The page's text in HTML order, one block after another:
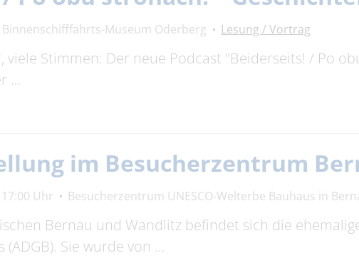
Binnenschifffahrts-Museum Oderberg Lesung / Vortrag
viele Stimmen: Der neue Podcast "Beiderseits! / Po
…
im Besucherzentrum
17:00 Uhr Besucherzentrum UNESCO-Welterbe Bauhaus in
Bernau und Wandlitz befindet sich die
Sie wurde von …